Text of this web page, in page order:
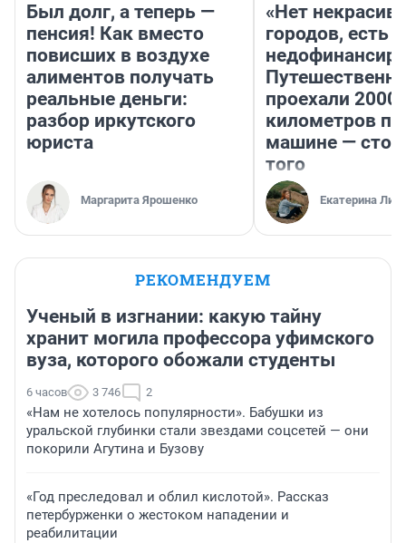
Был долг, а теперь —
пенсия! Как вместо
повисших в воздухе
алиментов получать
реальные деньги:
разбор иркутского
юриста
Маргарита Ярошенко
«Нет
городов, есть
проехали 2000
километров по
машине —
того
Екатерина
РЕКОМЕНДУЕМ
Ученый в изгнании: какую тайну
хранит могила профессора уфимского
вуза, которого обожали студенты
6 часов 3 746 2
«Нам не хотелось популярности». Бабушки из
уральской глубинки стали звездами соцсетей — они
покорили Агутина и Бузову
«Год преследовал и облил кислотой». Рассказ
петербурженки о жестоком нападении и
реабилитации